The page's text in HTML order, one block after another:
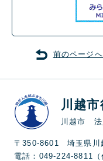
前のページ
川越市
川越市 法
〒350-8601 埼玉県川
電話：049-224-8811（